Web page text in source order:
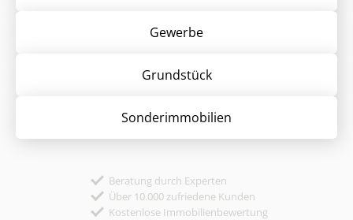
Gewerbe
Grund­stück
Sonder­immobilien
Beratung durch Experten
Über 10.000 zufriedene Kunden
Kostenlose Immobilienbewertung